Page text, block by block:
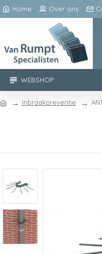
Home Over ons
WEBSHOP
Inbraakpreventie